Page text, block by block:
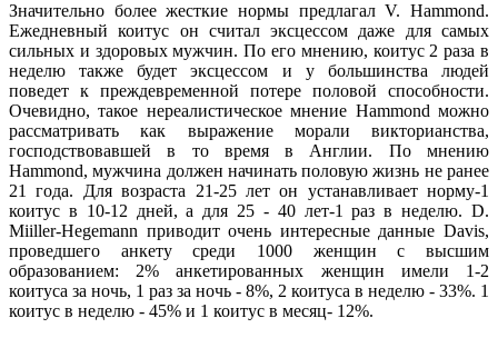
Значительно более жесткие нормы предлагал V. Hammond.
Ежедневный коитус он считал эксцессом даже для самых
сильных и здоровых мужчин. По его мнению, коитус 2 раза в
неделю также будет эксцессом и у большинства людей
поведет к преждевременной потере половой способности.
Очевидно, такое нереалистическое мнение Hammond можно
рассматривать как выражение морали викторианства,
господствовавшей в то время в Англии. По мнению
Hammond, мужчина должен начинать половую жизнь не ранее
21 года. Для возраста 21-25 лет он устанавливает норму-1
коитус в 10-12 дней, а для 25 - 40 лет-1 раз в неделю. D.
Miiller-Hegemann приводит очень интересные данные Davis,
проведшего анкету среди 1000 женщин с высшим
образованием: 2% анкетированных женщин имели 1-2
коитуса за ночь, 1 раз за ночь - 8%, 2 коитуса в неделю - 33%. 1
коитус в неделю - 45% и 1 коитус в месяц- 12%.